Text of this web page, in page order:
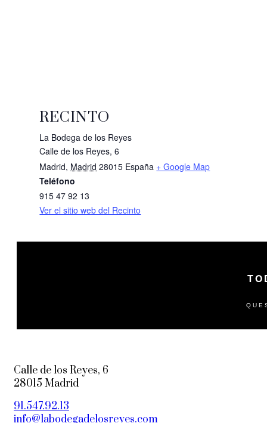
RECINTO
La Bodega de los Reyes
Calle de los Reyes, 6
Madrid, Madrid 28015 España + Google Map
Teléfono
915 47 92 13
Ver el sitio web del Recinto
Calle de los Reyes, 6
28015 Madrid
91.547.92.13
info@labodegadelosreyes.com